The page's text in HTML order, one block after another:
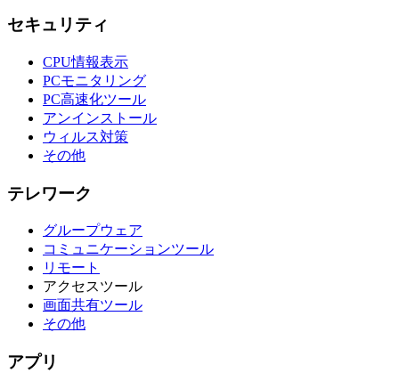
セキュリティ
CPU情報表示
PCモニタリング
PC高速化ツール
アンインストール
ウィルス対策
その他
テレワーク
グループウェア
コミュニケーションツール
リモート
アクセスツール
画面共有ツール
その他
アプリ